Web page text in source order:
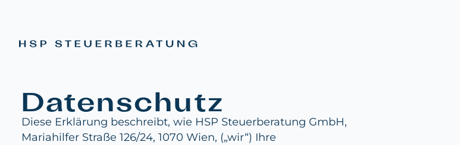
Datenschutz
Diese Erklärung beschreibt, wie HSP Steuerberatung GmbH,
Mariahilfer Straße 126/24, 1070 Wien, („wir“) Ihre